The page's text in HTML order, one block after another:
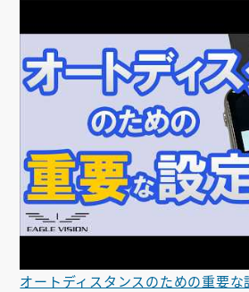
会社概要
お問い合わせ
ゴルフ場の方へ
公式オンラインショップ
オートディスタンスのための重要な